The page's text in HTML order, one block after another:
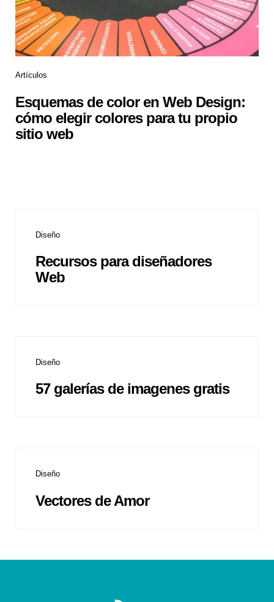
Artículos
Esquemas de color en Web Design:
cómo elegir colores para tu propio
sitio web
Diseño
Recursos para diseñadores
Web
Diseño
57 galerías de imagenes gratis
Diseño
Vectores de Amor